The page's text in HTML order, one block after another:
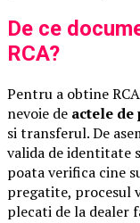
De ce
RCA?
Pentru a obtine
nevoie de actele
si transferul. De
valida de identitate
poata verifica cine
pregatite, procesul
plecati de la dealer